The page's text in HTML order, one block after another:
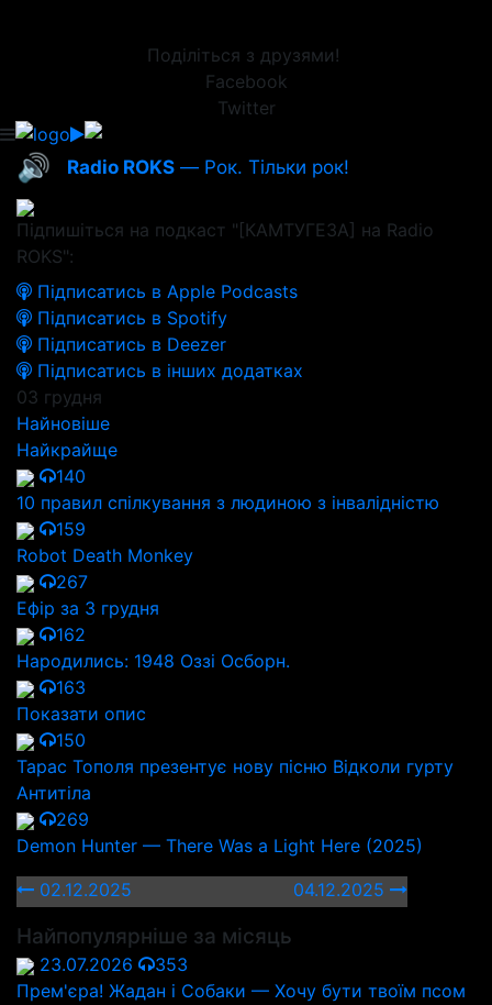
Поділіться з друзями!
Facebook
Twitter
🔊 Radio ROKS — Рок. Тільки рок!
Підпишіться на подкаст "[КАМТУГЕЗА] на Radio
ROKS":
Підписатись в Apple Podcasts
Підписатись в Spotify
Підписатись в Deezer
Підписатись в інших додатках
03 грудня
Найновіше
Найкрайще
140
10 правил спілкування з людиною з інвалідністю
159
Robot Death Monkey
267
Ефір за 3 грудня
162
Народились: 1948 Оззі Осборн.
163
Показати опис
150
Тарас Тополя презентує нову пісню Відколи гурту
Антитіла
269
Demon Hunter — There Was a Light Here (2025)
02.12.2025
04.12.2025
Найпопулярніше за місяць
23.07.2026
353
Прем'єра! Жадан і Собаки — Хочу бути твоїм псом